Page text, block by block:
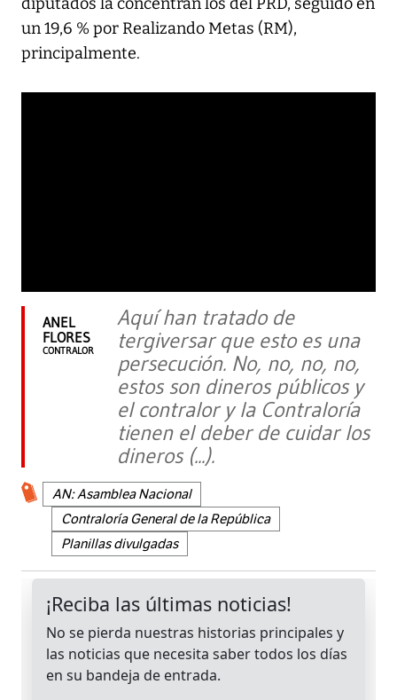
un 19,6 % por Realizando Metas (RM),
principalmente.
ANEL
FLORES
CONTRALOR
Aquí han tratado de
tergiversar que esto es una
persecución. No, no, no, no,
estos son dineros públicos y
el contralor y la Contraloría
tienen el deber de cuidar los
dineros (...).
AN: Asamblea Nacional
Contraloría General de la República
Planillas divulgadas